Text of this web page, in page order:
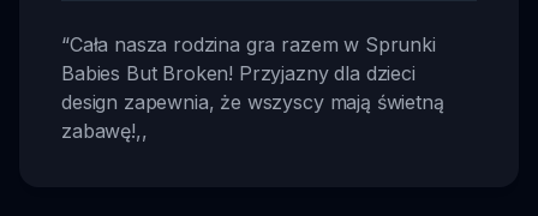
“Cała nasza rodzina gra razem w Sprunki
Babies But Broken! Przyjazny dla dzieci
design zapewnia, że wszyscy mają świetną
zabawę!,,